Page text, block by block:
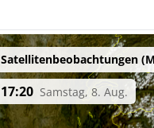
Satellitenbeobachtungen
17:20 Samstag, 8. Aug.